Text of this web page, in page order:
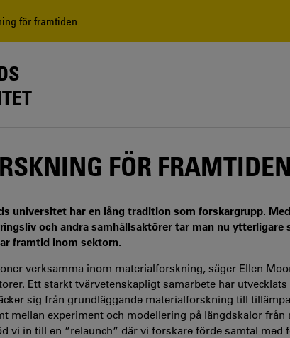
för framtiden
FÖR FRAMTIDEN
universitet har en lång tradition som forskargrupp.
och andra samhällsaktörer tar man nu
framtid inom sektorn.
verksamma inom materialforskning, säger Ellen
Ett starkt tvärvetenskapligt samarbete har
sig från grundläggande materialforskning till
mellan experiment och modellering på längdskalor från
vi in till en ”relaunch” där vi forskare förde samtal med